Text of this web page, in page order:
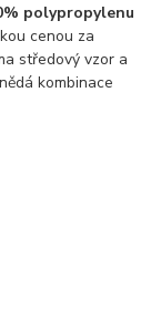
polypropylenu
cenou za
středový vzor a
kombinace